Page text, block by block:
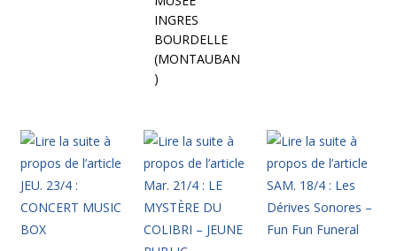
INGRES
BOURDELLE
(MONTAUBAN
)